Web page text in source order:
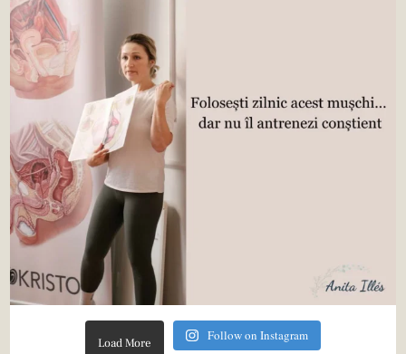
Load More Follow on Instagram